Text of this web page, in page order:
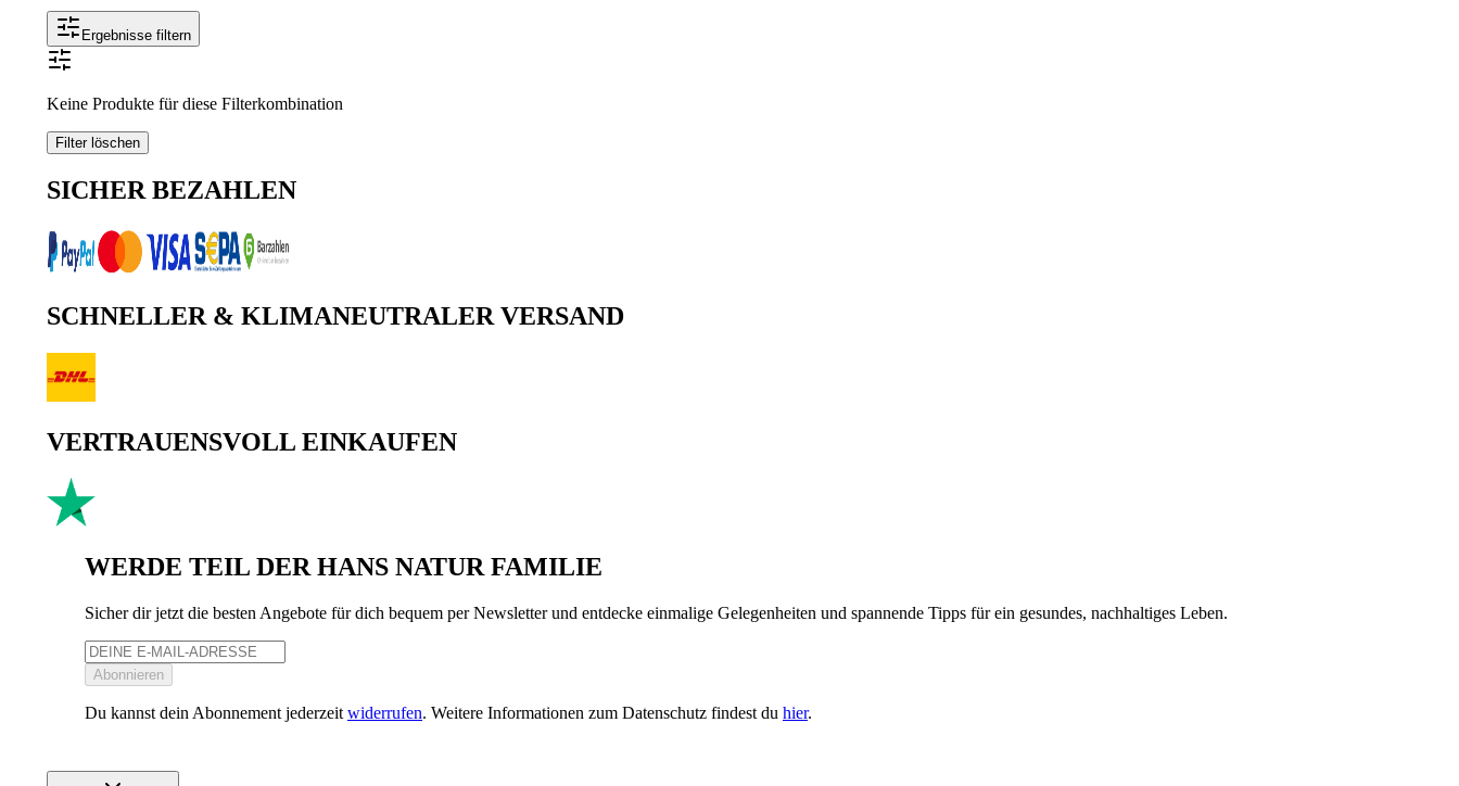
Ergebnisse filtern
Keine Produkte für diese Filterkombination
Filter löschen
SICHER BEZAHLEN
SCHNELLER & KLIMANEUTRALER VERSAND
VERTRAUENSVOLL EINKAUFEN
WERDE TEIL DER HANS NATUR FAMILIE
Sicher dir jetzt die besten Angebote für dich bequem per Newsletter und entdecke einmalige Gelegenheiten und spannende Tipps für ein gesundes, nachhaltiges Leben.
Abonnieren
Du kannst dein Abonnement jederzeit widerrufen. Weitere Informationen zum Datenschutz findest du hier.